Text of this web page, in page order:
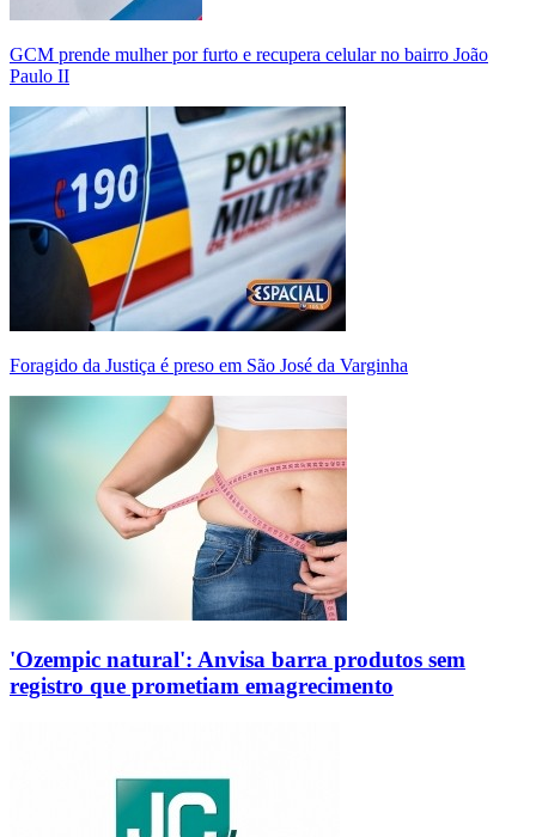
GCM prende mulher por furto e recupera celular no bairro João
Paulo II
Foragido da Justiça é preso em São José da Varginha
'Ozempic natural': Anvisa barra produtos sem
registro que prometiam emagrecimento